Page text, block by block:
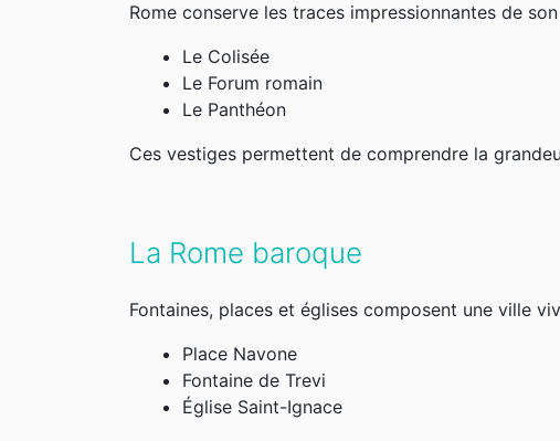
Rome conserve les traces impressionnantes de
Le Colisée
Le Forum romain
Le Panthéon
Ces vestiges permettent de comprendre la
La Rome baroque
Fontaines, places et églises composent une ville
Place Navone
Fontaine de Trevi
Église Saint-Ignace